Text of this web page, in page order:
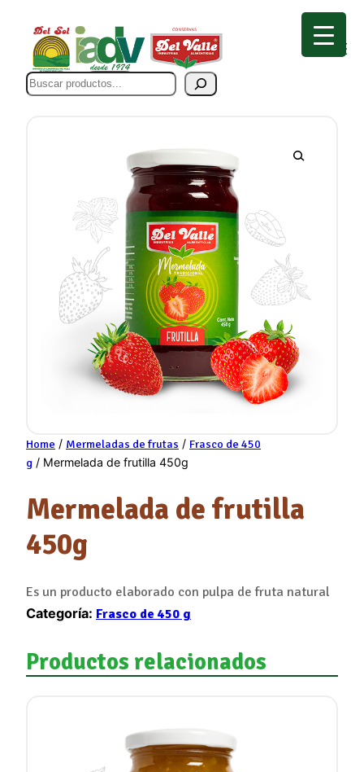
Buscar
Home / Mermeladas de frutas / Frasco de 450
g / Mermelada de frutilla 450g
Mermelada de frutilla
450g
Es un producto elaborado con pulpa de fruta natural
Categoría: Frasco de 450 g
Productos relacionados